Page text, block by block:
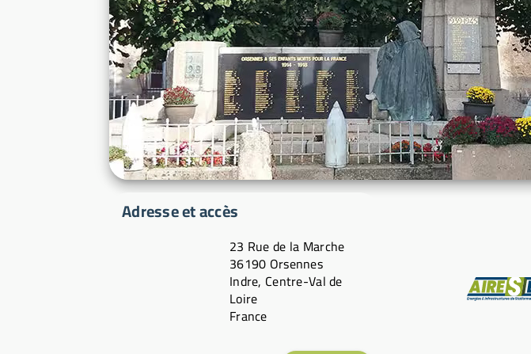
Adresse et accès
23 Rue de la Marche
36190 Orsennes
Indre, Centre-Val de
Loire
France
Fabricant